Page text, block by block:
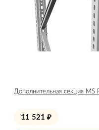
Дополнительная секция
11 521 ₽